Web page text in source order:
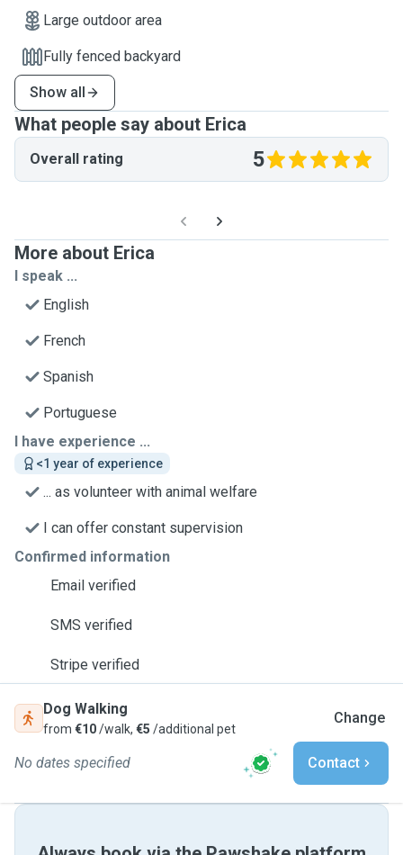
Large outdoor area
Fully fenced backyard
Show all
What people say about Erica
Overall rating 5
More about Erica
I speak ...
English
French
Spanish
Portuguese
I have experience ...
<1 year of experience
... as volunteer with animal welfare
I can offer constant supervision
Confirmed information
Email verified
SMS verified
Stripe verified
Dog Walking
from €10/walk, €5 /additional pet
Change
No dates specified Contact